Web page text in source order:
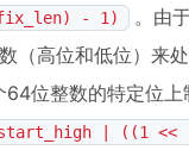
- 1)
。由
（高位和低位）来
64位整数的特定位
| ((1 <<